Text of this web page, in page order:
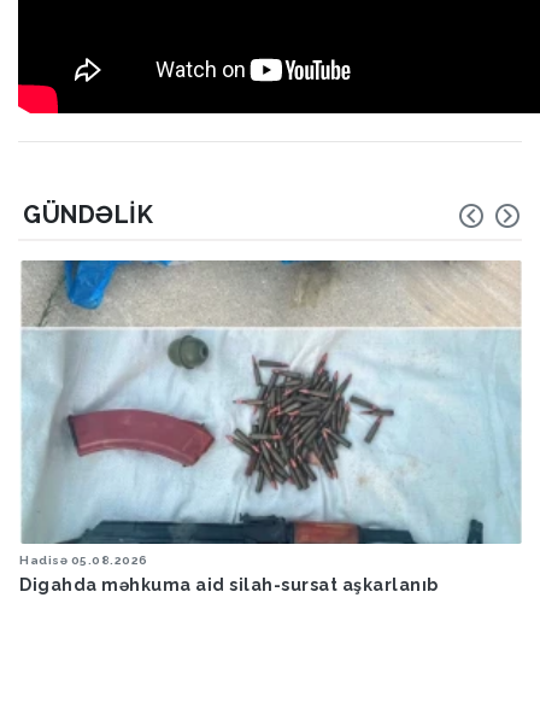
GÜNDƏLIK
Hadisə 05.08.2026
Digahda məhkuma aid silah-sursat aşkarlanıb